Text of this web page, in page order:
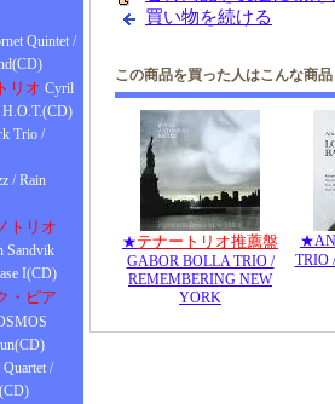
Quintet /
リオ Cyril
H.O.T.(CD)
Trio /
/ Rain
トリオ
Sandvik
I(CD)
・ピア
/
買い物を続ける
この商品を買った人はこんな商
★テナートリオ推薦盤
GABOR BOLLA TRIO /
REMEMBERING NEW
YORK
TRIO